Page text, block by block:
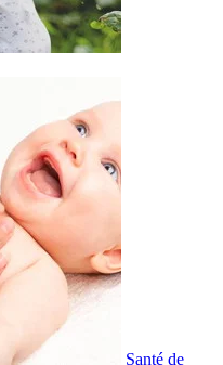
Santé de